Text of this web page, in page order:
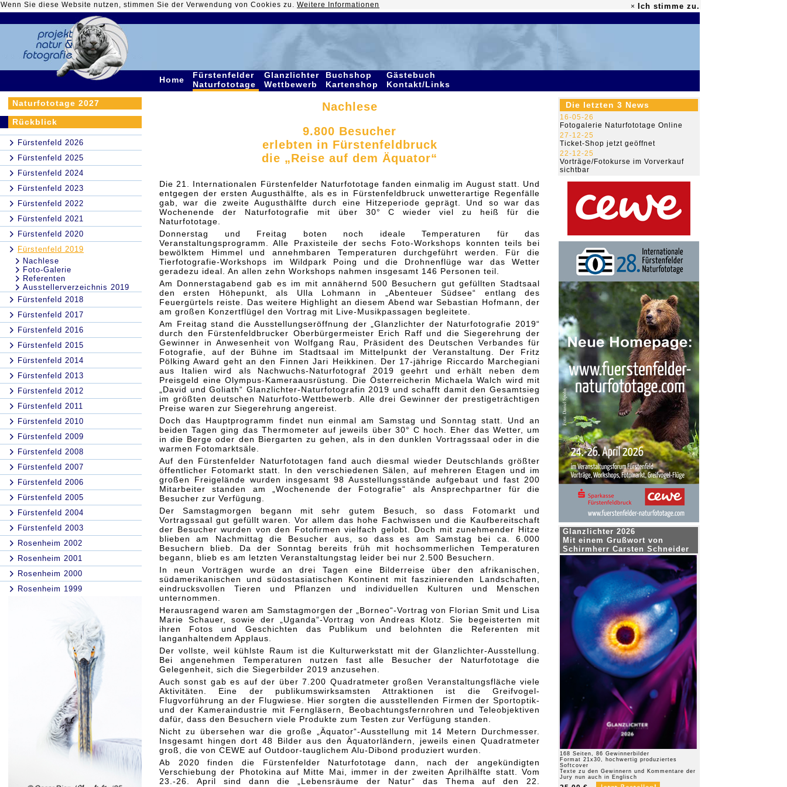
Wenn Sie diese Website nutzen, stimmen Sie der Verwendung von Cookies zu. Weitere Informationen × Ich stimme zu.
Home
Fürstenfelder
Naturfototage
Glanzlichter
Wettbewerb
Buchshop
Kartenshop
Gästebuch
Kontakt/Links
Naturfototage 2027
Rückblick
Fürstenfeld 2026
Fürstenfeld 2025
Fürstenfeld 2024
Fürstenfeld 2023
Fürstenfeld 2022
Fürstenfeld 2021
Fürstenfeld 2020
Fürstenfeld 2019
Nachlese
Foto-Galerie
Referenten
Ausstellerverzeichnis 2019
Fürstenfeld 2018
Fürstenfeld 2017
Fürstenfeld 2016
Fürstenfeld 2015
Fürstenfeld 2014
Fürstenfeld 2013
Fürstenfeld 2012
Fürstenfeld 2011
Fürstenfeld 2010
Fürstenfeld 2009
Fürstenfeld 2008
Fürstenfeld 2007
Fürstenfeld 2006
Fürstenfeld 2005
Fürstenfeld 2004
Fürstenfeld 2003
Rosenheim 2002
Rosenheim 2001
Rosenheim 2000
Rosenheim 1999
Nachlese
9.800 Besucher
erlebten in Fürstenfeldbruck
die „Reise auf dem Äquator“
Die 21. Internationalen Fürstenfelder Naturfototage fanden einmalig im August statt. Und
entgegen der ersten Augusthälfte, als es in Fürstenfeldbruck unwetterartige Regenfälle
gab, war die zweite Augusthälfte durch eine Hitzeperiode geprägt. Und so war das
Wochenende der Naturfotografie mit über 30° C wieder viel zu heiß für die
Naturfototage.
Donnerstag und Freitag boten noch ideale Temperaturen für das
Veranstaltungsprogramm. Alle Praxisteile der sechs Foto-Workshops konnten teils bei
bewölktem Himmel und annehmbaren Temperaturen durchgeführt werden. Für die
Tierfotografie-Workshops im Wildpark Poing und die Drohnenflüge war das Wetter
geradezu ideal. An allen zehn Workshops nahmen insgesamt 146 Personen teil.
Am Donnerstagabend gab es im mit annähernd 500 Besuchern gut gefüllten Stadtsaal
den ersten Höhepunkt, als Ulla Lohmann in „Abenteuer Südsee“ entlang des
Feuergürtels reiste. Das weitere Highlight an diesem Abend war Sebastian Hofmann, der
am großen Konzertflügel den Vortrag mit Live-Musikpassagen begleitete.
Am Freitag stand die Ausstellungseröffnung der „Glanzlichter der Naturfotografie 2019“
durch den Fürstenfeldbrucker Oberbürgermeister Erich Raff und die Siegerehrung der
Gewinner in Anwesenheit von Wolfgang Rau, Präsident des Deutschen Verbandes für
Fotografie, auf der Bühne im Stadtsaal im Mittelpunkt der Veranstaltung. Der Fritz
Pölking Award geht an den Finnen Jari Heikkinen. Der 17-jährige Riccardo Marchegiani
aus Italien wird als Nachwuchs-Naturfotograf 2019 geehrt und erhält neben dem
Preisgeld eine Olympus-Kameraausrüstung. Die Österreicherin Michaela Walch wird mit
„David und Goliath“ Glanzlichter-Naturfotografin 2019 und schafft damit den Gesamtsieg
im größten deutschen Naturfoto-Wettbewerb. Alle drei Gewinner der prestigeträchtigen
Preise waren zur Siegerehrung angereist.
Doch das Hauptprogramm findet nun einmal am Samstag und Sonntag statt. Und an
beiden Tagen ging das Thermometer auf jeweils über 30° C hoch. Eher das Wetter, um
in die Berge oder den Biergarten zu gehen, als in den dunklen Vortragssaal oder in die
warmen Fotomarktsäle.
Auf den Fürstenfelder Naturfototagen fand auch diesmal wieder Deutschlands größter
öffentlicher Fotomarkt statt. In den verschiedenen Sälen, auf mehreren Etagen und im
großen Freigelände wurden insgesamt 98 Ausstellungsstände aufgebaut und fast 200
Mitarbeiter standen am „Wochenende der Fotografie“ als Ansprechpartner für die
Besucher zur Verfügung.
Der Samstagmorgen begann mit sehr gutem Besuch, so dass Fotomarkt und
Vortragssaal gut gefüllt waren. Vor allem das hohe Fachwissen und die Kaufbereitschaft
der Besucher wurden von den Fotofirmen vielfach gelobt. Doch mit zunehmender Hitze
blieben am Nachmittag die Besucher aus, so dass es am Samstag bei ca. 6.000
Besuchern blieb. Da der Sonntag bereits früh mit hochsommerlichen Temperaturen
begann, blieb es am letzten Veranstaltungstag leider bei nur 2.500 Besuchern.
In neun Vorträgen wurde an drei Tagen eine Bilderreise über den afrikanischen,
südamerikanischen und südostasiatischen Kontinent mit faszinierenden Landschaften,
eindrucksvollen Tieren und Pflanzen und individuellen Kulturen und Menschen
unternommen.
Herausragend waren am Samstagmorgen der „Borneo“-Vortrag von Florian Smit und Lisa
Marie Schauer, sowie der „Uganda“-Vortrag von Andreas Klotz. Sie begeisterten mit
ihren Fotos und Geschichten das Publikum und belohnten die Referenten mit
langanhaltendem Applaus.
Der vollste, weil kühlste Raum ist die Kulturwerkstatt mit der Glanzlichter-Ausstellung.
Bei angenehmen Temperaturen nutzen fast alle Besucher der Naturfototage die
Gelegenheit, sich die Siegerbilder 2019 anzusehen.
Auch sonst gab es auf der über 7.200 Quadratmeter großen Veranstaltungsfläche viele
Aktivitäten. Eine der publikumswirksamsten Attraktionen ist die Greifvogel-
Flugvorführung an der Flugwiese. Hier sorgten die ausstellenden Firmen der Sportoptik-
und der Kameraindustrie mit Ferngläsern, Beobachtungsfernrohren und Teleobjektiven
dafür, dass den Besuchern viele Produkte zum Testen zur Verfügung standen.
Nicht zu übersehen war die große „Äquator“-Ausstellung mit 14 Metern Durchmesser.
Insgesamt hingen dort 48 Bilder aus den Äquatorländern, jeweils einen Quadratmeter
groß, die von CEWE auf Outdoor-tauglichem Alu-Dibond produziert wurden.
Ab 2020 finden die Fürstenfelder Naturfototage dann, nach der angekündigten
Verschiebung der Photokina auf Mitte Mai, immer in der zweiten Aprilhälfte statt. Vom
23.-26. April sind dann die „Lebensräume der Natur“ das Thema auf den 22.
Die letzten 3 News
16-05-26
Fotogalerie Naturfototage Online
27-12-25
Ticket-Shop jetzt geöffnet
22-12-25
Vorträge/Fotokurse im Vorverkauf
sichtbar
Glanzlichter 2026
Mit einem Grußwort von
Schirmherr Carsten Schneider
168 Seiten, 86 Gewinnerbilder
Format 21x30, hochwertig produziertes
Softcover
Texte zu den Gewinnern und Kommentare der
Jury nun auch in Englisch